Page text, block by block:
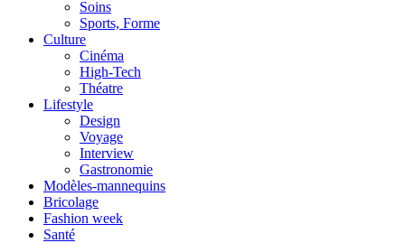
Soins
Sports, Forme
Culture
Cinéma
High-Tech
Théatre
Lifestyle
Design
Voyage
Interview
Gastronomie
Modèles-mannequins
Bricolage
Fashion week
Santé